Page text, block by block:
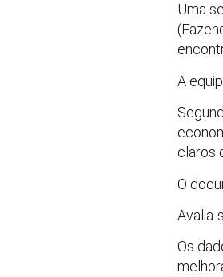
Uma
A
claros
O
Avalia-
Os